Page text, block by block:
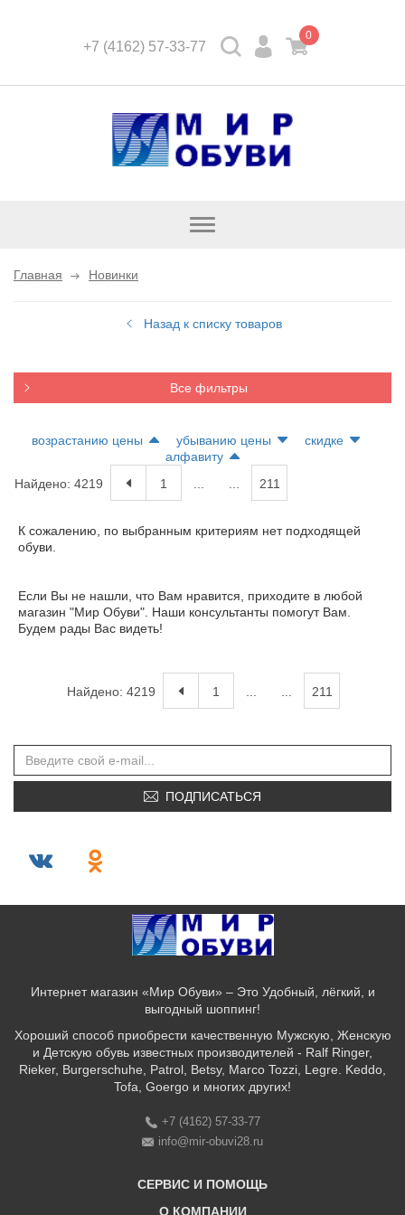
+7 (4162) 57-33-77
0
Открыть
Главная Новинки
Назад к списку товаров
Все фильтры
возрастанию цены убыванию цены
скидке
алфавиту
Найдено: 4219
1 211
К сожалению, по выбранным критериям нет подходящей
обуви.
Если Вы не нашли, что Вам нравится, приходите в любой
магазин "Мир Обуви". Наши консультанты помогут Вам.
Будем рады Вас видеть!
Найдено: 4219 1 211
ПОДПИСАТЬСЯ
Интернет магазин «Мир Обуви» – Это Удобный, лёгкий, и
выгодный шоппинг!
Хороший способ приобрести качественную Мужскую, Женскую
и Детскую обувь известных производителей - Ralf Ringer,
Rieker, Burgerschuhe, Patrol, Betsy, Marco Tozzi, Legre. Keddo,
Tofa, Goergo и многих других!
+7 (4162) 57-33-77
info@mir-obuvi28.ru
СЕРВИС И ПОМОЩЬ
О КОМПАНИИ